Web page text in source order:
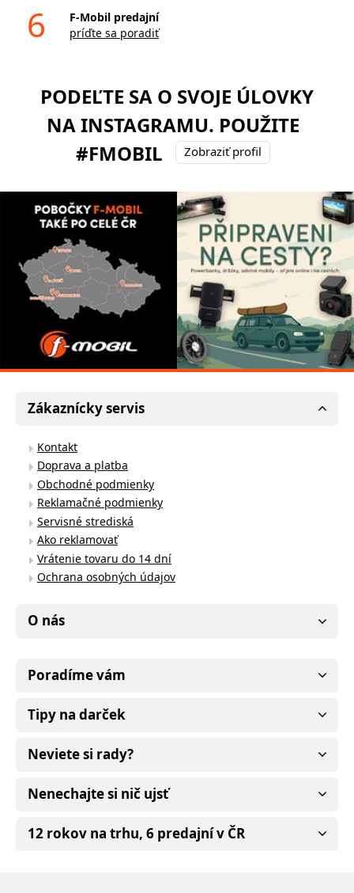
6
F-Mobil predajní
príďte sa poradiť
PODEĽTE SA O SVOJE ÚLOVKY
NA INSTAGRAMU. POUŽITE
#FMOBIL
Zobraziť profil
Zákaznícky servis
Kontakt
Doprava a platba
Obchodné podmienky
Reklamačné podmienky
Servisné strediská
Ako reklamovať
Vrátenie tovaru do 14 dní
Ochrana osobných údajov
O nás
Poradíme vám
Tipy na darček
Neviete si rady?
Nenechajte si nič ujsť
12 rokov na trhu, 6 predajní v ČR